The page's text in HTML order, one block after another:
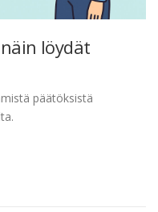
löydät
päätöksistä